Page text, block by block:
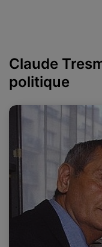
Claude
politique